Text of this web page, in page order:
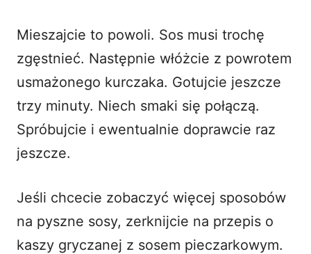
Mieszajcie to powoli. Sos musi trochę
zgęstnieć. Następnie włóżcie z powrotem
usmażonego kurczaka. Gotujcie jeszcze
trzy minuty. Niech smaki się połączą.
Spróbujcie i ewentualnie doprawcie raz
jeszcze.
Jeśli chcecie zobaczyć więcej sposobów
na pyszne sosy, zerknijcie na przepis o
kaszy gryczanej z sosem pieczarkowym.